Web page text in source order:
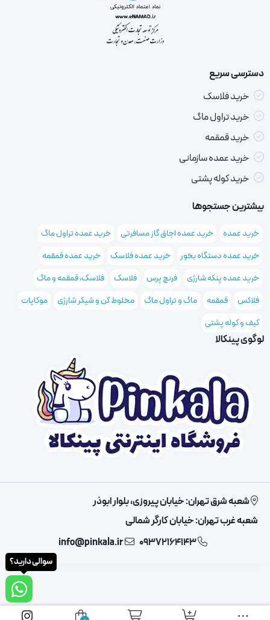
دسترسی سریع
خرید فلاسک
خرید تراول ماگ
خرید قمقمه
خرید عمده سازمانی
خرید کوله پشتی
بیشترین جستجوها
خرید عمده خرید عمده اجاق گاز مسافرتی
خرید عمده تراول ماگ
خرید عمده دستگاه بخور
خرید عمده فلاسک
خرید عمده قمقمه
خرید عمده پنکه شارژی
فرنچ پرس فلاسک
فلاسک، قمقمه و ماگ
فلاکس
قمقمه ماگ و تراول ماگ مخلوط کن و شیکر شارژی
موکاپات
کیف و کوله پشتی
لوگوی پینکالا
شعبه شرق تهران: خیابان پیروزی، بلوار ابوذر
شعبه غرب تهران: خیابان کارگر شمالی
09372164143
info@pinkala.ir
سوالی دارید؟